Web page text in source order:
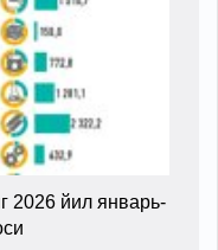
2026 йил январь-